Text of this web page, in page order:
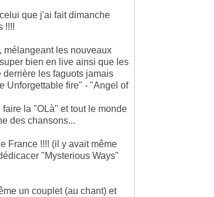
que j'ai fait dimanche
!!!!
mélangeant les nouveaux
bien en live ainsi que les
derrière les faguots jamais
Unforgettable fire" - "Angel of
la "OLà" et tout le monde
des chansons...
France !!!! (il y avait même
"Mysterious Ways"
un couplet (au chant) et